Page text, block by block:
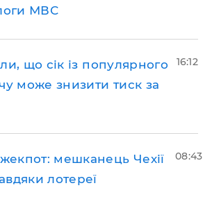
МВС
що сік із популярного
може знизити тиск за
16:12
мешканець Чехії
лотереї
08:43